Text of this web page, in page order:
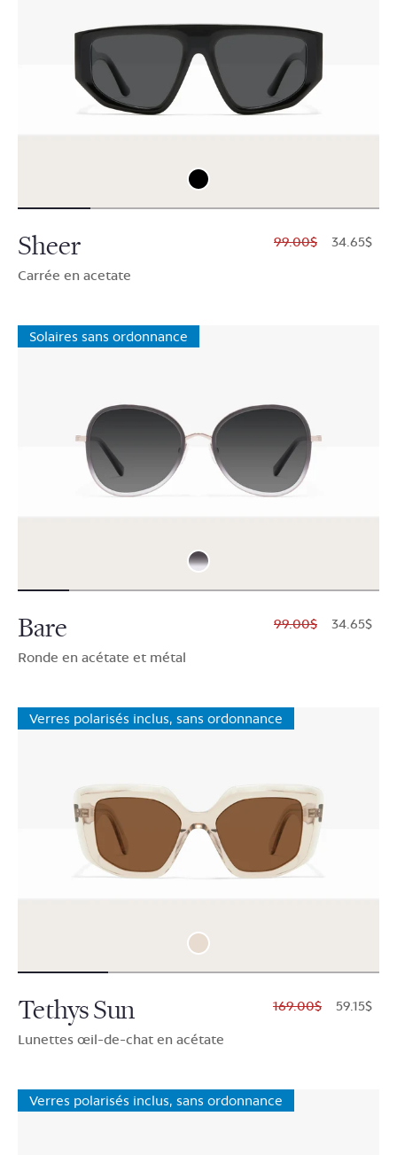
Sheer
Carrée en acetate
$99.00 $34.65
Solaires sans ordonnance
Bare
Ronde en acétate et métal
$99.00 $34.65
Verres polarisés inclus, sans ordonnance
Tethys Sun
Lunettes œil-de-chat en acétate
$169.00 $59.15
Verres polarisés inclus, sans ordonnance